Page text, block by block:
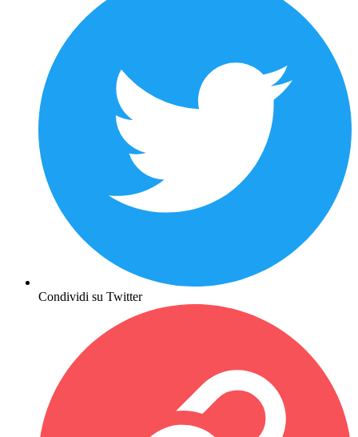
Condividi su Twitter